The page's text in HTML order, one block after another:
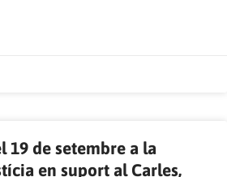
19 de setembre a la
en suport al Carles,